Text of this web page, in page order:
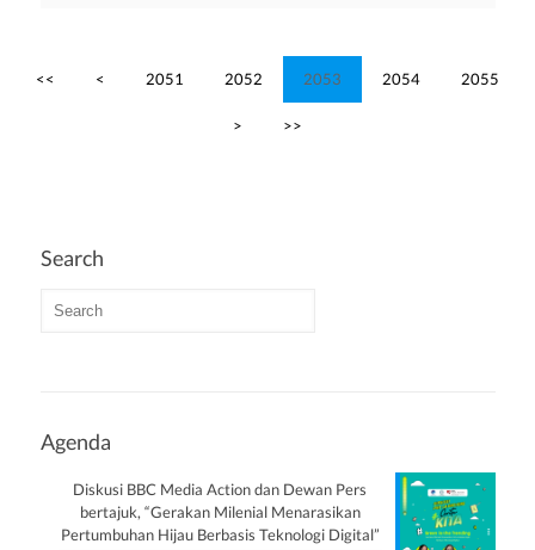
<< < 2051 2052 2053 2054 2055
> >>
Search
Agenda
Diskusi BBC Media Action dan Dewan Pers
bertajuk, “Gerakan Milenial Menarasikan
Pertumbuhan Hijau Berbasis Teknologi Digital”